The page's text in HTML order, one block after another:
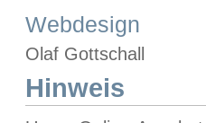
Webdesign
Olaf Gottschall
Hinweis